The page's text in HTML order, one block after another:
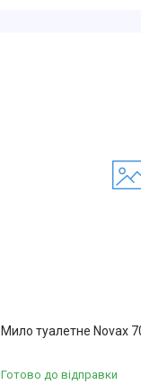
Мило туалетне Novax
Готово до відправки